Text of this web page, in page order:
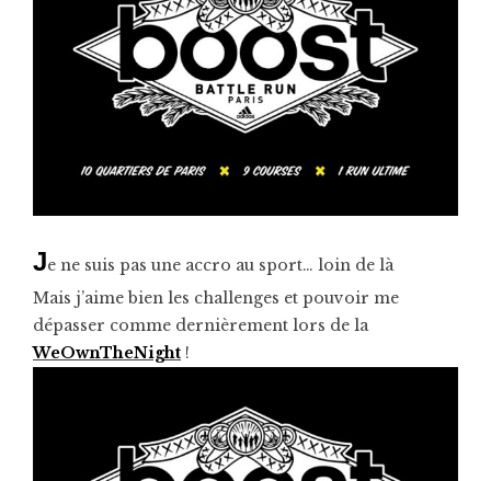
Je ne suis pas une accro au sport… loin de là
Mais j’aime bien les challenges et pouvoir me
dépasser comme dernièrement lors de la
WeOwnTheNight !